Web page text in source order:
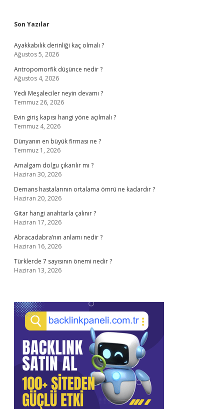
Sidebar
Son Yazılar
Ayakkabılık derinliği kaç olmalı ?
Ağustos 5, 2026
Antropomorfik düşünce nedir ?
Ağustos 4, 2026
Yedi Meşaleciler neyin devamı ?
Temmuz 26, 2026
Evin giriş kapısı hangi yöne açılmalı ?
Temmuz 4, 2026
Dünyanın en büyük firması ne ?
Temmuz 1, 2026
Amalgam dolgu çıkarılır mı ?
Haziran 30, 2026
Demans hastalarının ortalama ömrü ne kadardır ?
Haziran 20, 2026
Gitar hangi anahtarla çalınır ?
Haziran 17, 2026
Abracadabra’nın anlamı nedir ?
Haziran 16, 2026
Türklerde 7 sayısının önemi nedir ?
Haziran 13, 2026